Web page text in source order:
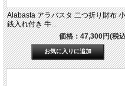
Alabasta アラバスタ 二つ折り財布
銭入れ付き 牛...
価格：47,300円(税